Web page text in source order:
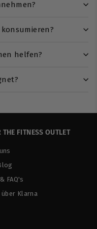
helfen?
THE FITNESS OUTLET
FAQ's
Klarna